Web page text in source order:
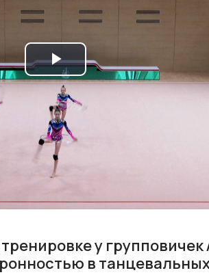
Play
Video
у
в